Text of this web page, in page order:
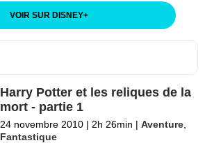
VOIR SUR DISNEY+
Harry Potter et les reliques de la
mort - partie 1
24 novembre 2010 | 2h 26min | Aventure
Fantastique